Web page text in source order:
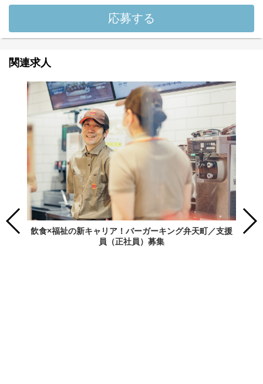
応募する
関連求人
飲食×福祉の新キャリア！バーガーキング弁天町／支援
員（正社員）募集